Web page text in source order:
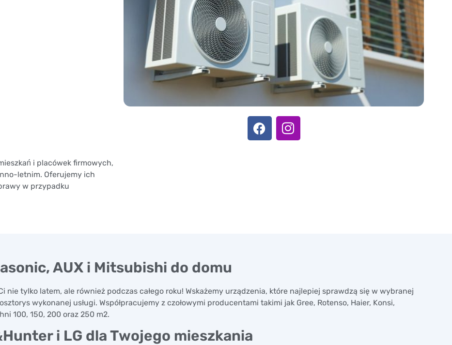
i placówek firmowych,
letnim. Oferujemy ich
w przypadku
AUX i Mitsubishi do domu
nie tylko latem, ale również podczas całego roku! Wskażemy urządzenia, które najlepiej sprawdzą się w wybranej
wykonanej usługi. Współpracujemy z czołowymi producentami takimi jak Gree, Rotenso, Haier, Konsi,
100, 150, 200 oraz 250 m2.
i LG dla Twojego mieszkania